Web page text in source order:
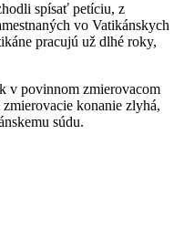
spísať petíciu, z
vo Vatikánskych
pracujú už dlhé roky,
v povinnom zmierovacom
konanie zlyhá,
súdu.